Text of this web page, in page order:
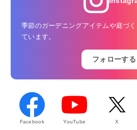
季節のガーデニングアイテムや庭づ
ています。
フォローする
Facebook YouTube X